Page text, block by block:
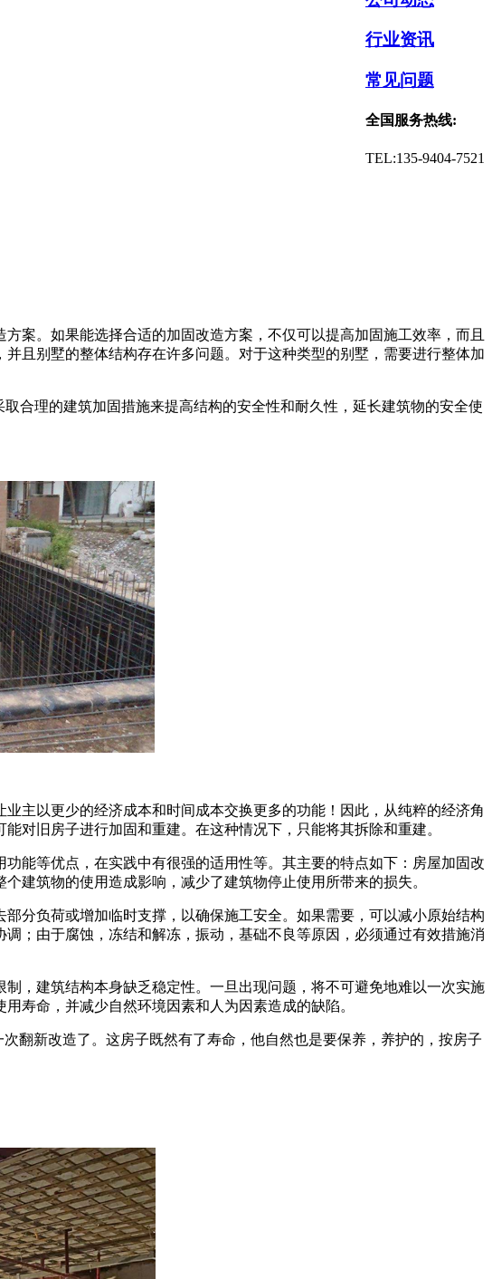
行业资讯
常见问题
全国服务热线:
TEL:135-9404-7521
案。如果能选择合适的加固改造方案，不仅可以提高加固施工效率，而且
且别墅的整体结构存在许多问题。对于这种类型的别墅，需要进行整体加
合理的建筑加固措施来提高结构的安全性和耐久性，延长建筑物的安全使
主以更少的经济成本和时间成本交换更多的功能！因此，从纯粹的经济角
对旧房子进行加固和重建。在这种情况下，只能将其拆除和重建。
能等优点，在实践中有很强的适用性等。其主要的特点如下：房屋加固改
建筑物的使用造成影响，减少了建筑物停止使用所带来的损失。
分负荷或增加临时支撑，以确保施工安全。如果需要，可以减小原始结构
；由于腐蚀，冻结和解冻，振动，基础不良等原因，必须通过有效措施消
，建筑结构本身缺乏稳定性。一旦出现问题，将不可避免地难以一次实施
寿命，并减少自然环境因素和人为因素造成的缺陷。
翻新改造了。这房子既然有了寿命，他自然也是要保养，养护的，按房子